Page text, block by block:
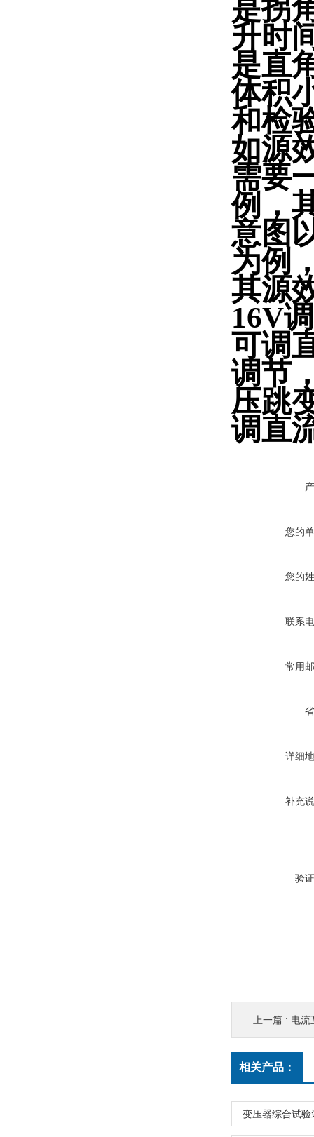
是拐
升时
是直
体积
和检
如源
需要
例，
意图
为例
其源
16V
可调
调节
压跳
调直
您的
您的
联系
常用
详细
补充
验
上一篇 : 电流
相关产品：
变压器综合试